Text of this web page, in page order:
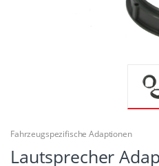
Fahrzeugspezifische Adaptionen
Lautsprecher